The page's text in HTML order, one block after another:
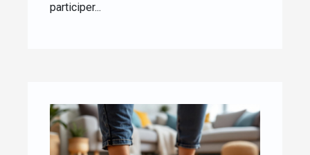
participer...